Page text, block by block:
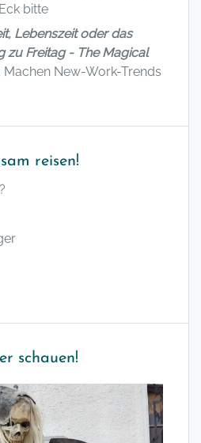
bitte
Lebenszeit oder das
zu Freitag - The Magical
Machen New-Work-Trends
reisen!
schauen!